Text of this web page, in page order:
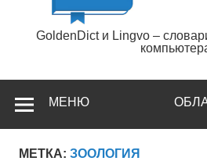
GoldenDict и Lingvo –
МЕНЮ
МЕТКА: ЗООЛОГИЯ